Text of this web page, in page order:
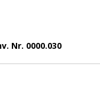
Nr. 0000.030